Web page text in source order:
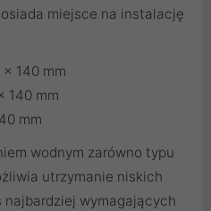
miejsce na instalację
140 mm
140 mm
mm
wodnym zarówno typu
utrzymanie niskich
wymagających